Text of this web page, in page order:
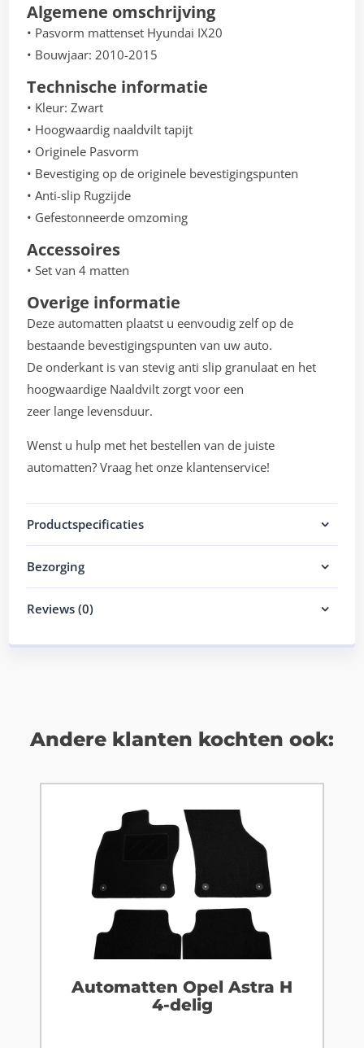
Algemene omschrijving
• Pasvorm mattenset Hyundai IX20
• Bouwjaar: 2010-2015
Technische informatie
• Kleur: Zwart
• Hoogwaardig naaldvilt tapijt
• Originele Pasvorm
• Bevestiging op de originele bevestigingspunten
• Anti-slip Rugzijde
• Gefestonneerde omzoming
Accessoires
• Set van 4 matten
Overige informatie
Deze automatten plaatst u eenvoudig zelf op de
bestaande bevestigingspunten van uw auto.
De onderkant is van stevig anti slip granulaat en het
hoogwaardige Naaldvilt zorgt voor een
zeer lange levensduur.
Wenst u hulp met het bestellen van de juiste
automatten? Vraag het onze klantenservice!
Productspecificaties
Bezorging
Reviews (0)
Andere klanten kochten ook:
Automatten Opel Astra H
4-delig